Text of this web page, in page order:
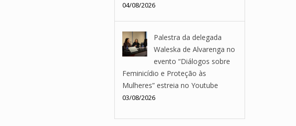
04/08/2026
Palestra da delegada
Waleska de Alvarenga no
evento “Diálogos sobre
Feminicídio e Proteção às
Mulheres” estreia no Youtube
03/08/2026